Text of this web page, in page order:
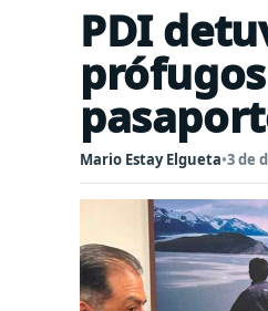
PDI
Mario Estay Elgueta•3 de